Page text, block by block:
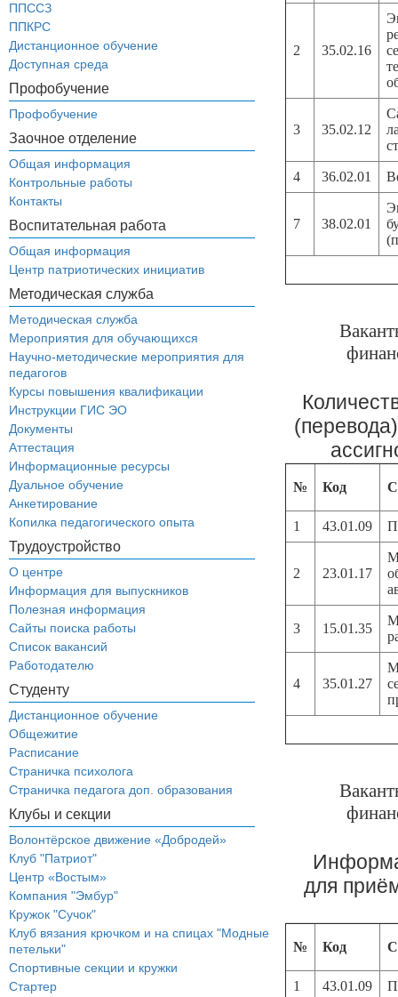
ППССЗ
ППКРС
Дистанционное обучение
Доступная среда
Профобучение
Профобучение
Заочное отделение
Общая информация
Контрольные работы
Контакты
Воспитательная работа
Общая информация
Центр патриотических инициатив
Методическая служба
Методическая служба
Мероприятия для обучающихся
Научно-методические мероприятия для
педагогов
Курсы повышения квалификации
Инструкции ГИС ЭО
Документы
Аттестация
Информационные ресурсы
Дуальное обучение
Анкетирование
Копилка педагогического опыта
Трудоустройство
О центре
Информация для выпускников
Полезная информация
Сайты поиска работы
Список вакансий
Работодателю
Студенту
Дистанционное обучение
Общежитие
Расписание
Страничка психолога
Страничка педагога доп. образования
Клубы и секции
Волонтёрское движение «Добродей»
Клуб "Патриот"
Центр «Востым»
Компания "Эмбур"
Кружок "Сучок"
Клуб вязания крючком и на спицах "Модные
петельки"
Спортивные секции и кружки
Стартер
2 35.02.16
3 35.02.12
4 36.02.01
7 38.02.01
№ Код
1 43.01.09
2 23.01.17
3 15.01.35
4 35.01.27
для
№ Код
1 43.01.09